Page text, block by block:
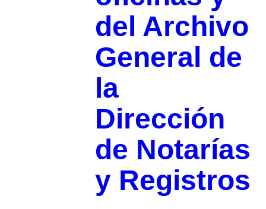
del Archivo
General de
la
Dirección
de Notarías
y Registros